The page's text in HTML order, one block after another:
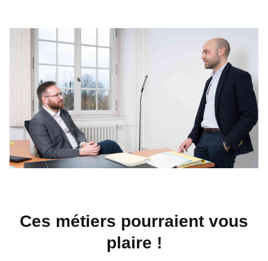
Ces métiers pourraient vous
plaire !